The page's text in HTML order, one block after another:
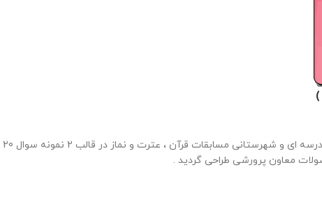
معاون پرورشی طراحی گردید .